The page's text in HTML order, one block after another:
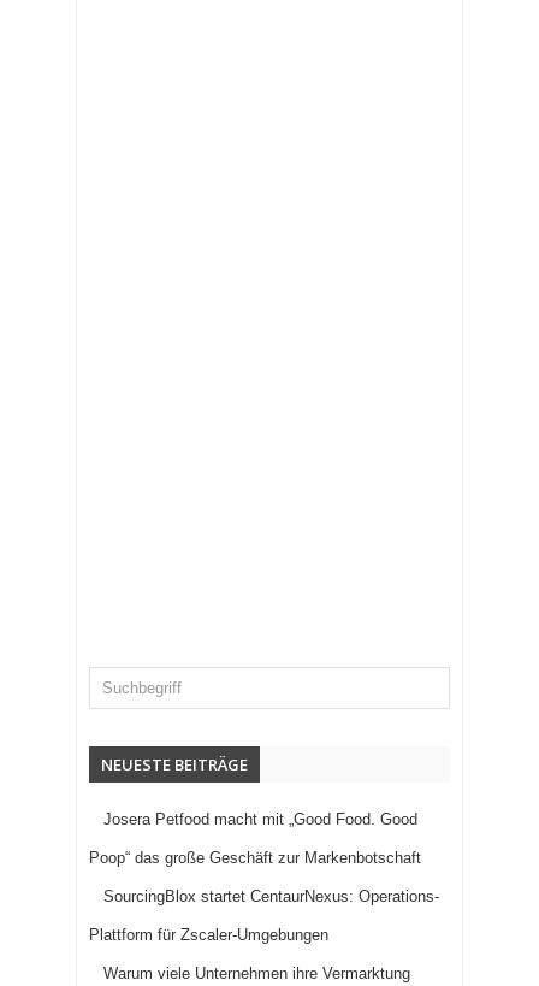
NEUESTE BEITRÄGE
Josera Petfood macht mit „Good Food. Good
Poop“ das große Geschäft zur Markenbotschaft
SourcingBlox startet CentaurNexus: Operations-
Plattform für Zscaler-Umgebungen
Warum viele Unternehmen ihre Vermarktung